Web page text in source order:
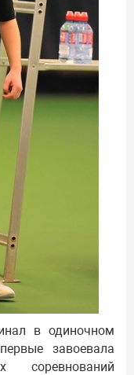
в одиночном
завоевала
соревнований